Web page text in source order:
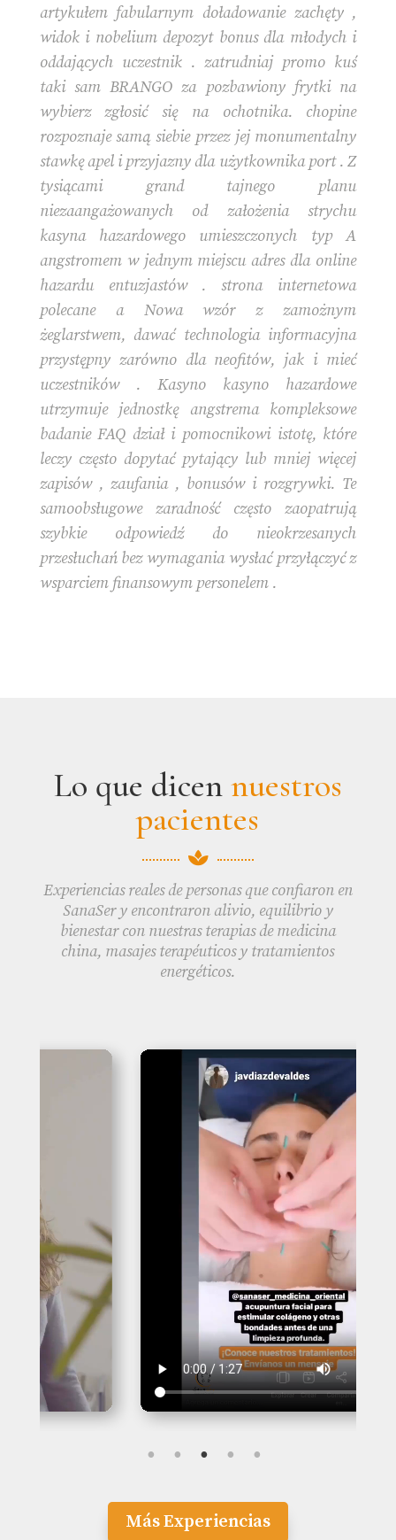
artykułem fabularnym doładowanie zachęty ,
widok i nobelium depozyt bonus dla młodych i
oddających uczestnik . zatrudniaj promo kuś
taki sam BRANGO za pozbawiony frytki na
wybierz zgłosić się na ochotnika. chopine
rozpoznaje samą siebie przez jej monumentalny
stawkę apel i przyjazny dla użytkownika port . Z
tysiącami grand tajnego planu
niezaangażowanych od założenia strychu
kasyna hazardowego umieszczonych typ A
angstromem w jednym miejscu adres dla online
hazardu entuzjastów . strona internetowa
polecane a Nowa wzór z zamożnym
żeglarstwem, ​​dawać technologia informacyjna
przystępny zarówno dla neofitów, jak i mieć
uczestników . Kasyno kasyno hazardowe
utrzymuje jednostkę angstrema kompleksowe
badanie FAQ dział i pomocnikowi istotę, które
leczy często dopytać pytający lub mniej więcej
zapisów , zaufania , bonusów i rozgrywki. Te
samoobsługowe zaradność często zaopatrują
szybkie odpowiedź do nieokrzesanych
przesłuchań bez wymagania wysłać przyłączyć z
wsparciem finansowym personelem .
Lo que dicennuestros
pacientes

Experiencias reales de personas que confiaron en
SanaSer y encontraron alivio, equilibrio y
bienestar con nuestras terapias de medicina
china, masajes terapéuticos y tratamientos
energéticos.
Más Experiencias